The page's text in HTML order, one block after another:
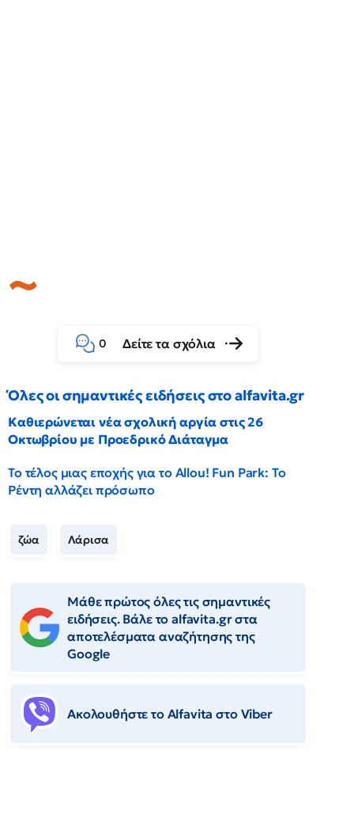
0 Δείτε τα σχόλια
Όλες οι σημαντικές ειδήσεις στο alfavita.gr
Καθιερώνεται νέα σχολική αργία στις 26
Οκτωβρίου με Προεδρικό Διάταγμα
Το τέλος μιας εποχής για το Allou! Fun Park: Το
Ρέντη αλλάζει πρόσωπο
ζώα Λάρισα
Μάθε πρώτος όλες τις σημαντικές
ειδήσεις. Βάλε το alfavita.gr στα
αποτελέσματα αναζήτησης της
Google
Ακολουθήστε το Αlfavita στο Viber